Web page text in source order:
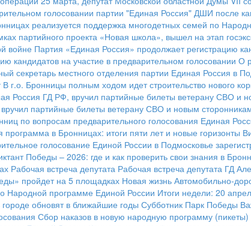
голосовании партии "Единая Россия" ДШИ после
реализуется поддержка многодетных семей по
партийного проекта «Новая школа», вышел на этап
войне Партия «Единая Россия» продолжает регистрацию
кандидатов на участие в предварительном голосовании О
секретарь местного отделения партии Единая Россия в
В г.о. Бронницы полным ходом идет строительство нового
Россия ГД РФ, вручил партийные билеты ветерану СВО и
партийные билеты ветерану СВО и новым
по вопросам предварительного голосования Единая
программа в Бронницах: итоги пяти лет и новые горизонты
голосование Единой России в Подмосковье
Победы – 2026: где и как проверить свои знания в
Рабочая встреча депутата Рабочая встреча депутата ГД
пройдет на 5 площадках Новая жизнь Автомобильно-
Народной программе Единой России Итоги недели: 20
городе обновят в ближайшие годы Субботник Парк Победы
Сбор наказов в новую народную программу (пикеты)